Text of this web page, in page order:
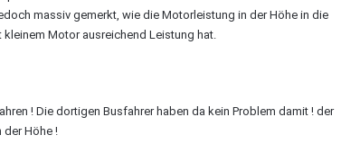
massiv gemerkt, wie die Motorleistung in der Höhe in die
Motor ausreichend Leistung hat.
! Die dortigen Busfahrer haben da kein Problem damit ! der
der Höhe !